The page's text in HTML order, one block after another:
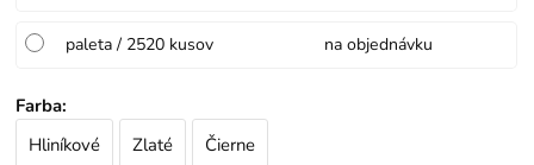
paleta / 2520 kusov na objednávku
Farba:
Hliníkové
Zlaté Čierne